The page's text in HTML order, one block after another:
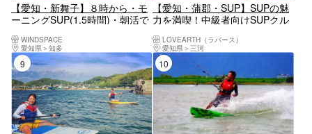
【愛知・新舞子】８時から・モ
ーニングSUP(1.5時間)・朝活で
WINDSPACE
愛知県
知多
【愛知・蒲郡・SUP】SUPの魅
力を満喫！中級者向けSUPクル
LOVEARTH（ラバース）
愛知県
三河
9位 10位